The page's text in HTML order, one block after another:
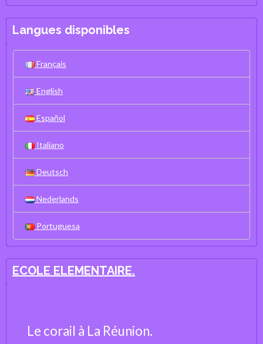
Langues disponibles
Français
English
Español
Italiano
Deutsch
Nederlands
Portuguesa
ECOLE ELEMENTAIRE.
Le corail à La Réunion.